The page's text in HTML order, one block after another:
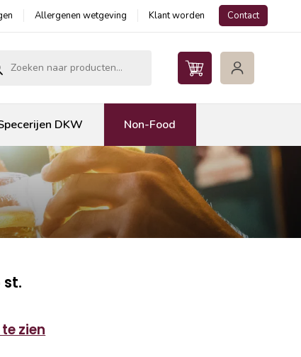
Allergenen wetgeving Klant worden Contact
DKW Non-Food
st.
zien